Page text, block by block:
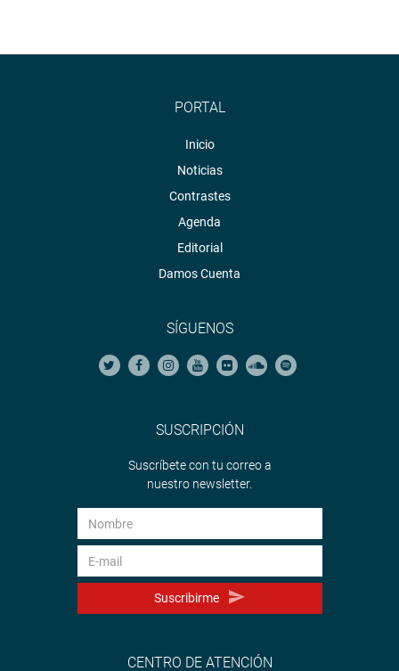
PORTAL
Inicio
Noticias
Contrastes
Agenda
Editorial
Damos Cuenta
SÍGUENOS
SUSCRIPCIÓN
Suscríbete con tu correo a
nuestro newsletter.
Suscribirme
CENTRO DE ATENCIÓN